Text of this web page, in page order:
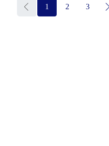
1 2 3